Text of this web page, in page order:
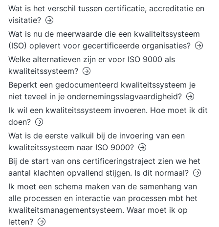
Wat is het verschil tussen certificatie, accreditatie en
visitatie?
Wat is nu de meerwaarde die een kwaliteitssysteem
(ISO) oplevert voor gecertificeerde organisaties?
Welke alternatieven zijn er voor ISO 9000 als
kwaliteitssysteem?
Beperkt een gedocumenteerd kwaliteitssysteem je
niet teveel in je ondernemingsslagvaardigheid?
Ik wil een kwaliteitssysteem invoeren. Hoe moet ik dit
doen?
Wat is de eerste valkuil bij de invoering van een
kwaliteitssysteem naar ISO 9000?
Bij de start van ons certificeringstraject zien we het
aantal klachten opvallend stijgen. Is dit normaal?
Ik moet een schema maken van de samenhang van
alle processen en interactie van processen mbt het
kwaliteitsmanagementsysteem. Waar moet ik op
letten?